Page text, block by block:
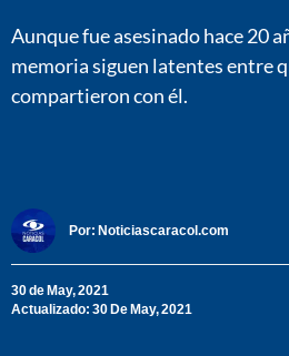
Aunque fue asesinado hace 20
memoria siguen latentes entre
compartieron con él.
Por: Noticiascaracol.com
30 de May, 2021
Actualizado: 30 De May, 2021